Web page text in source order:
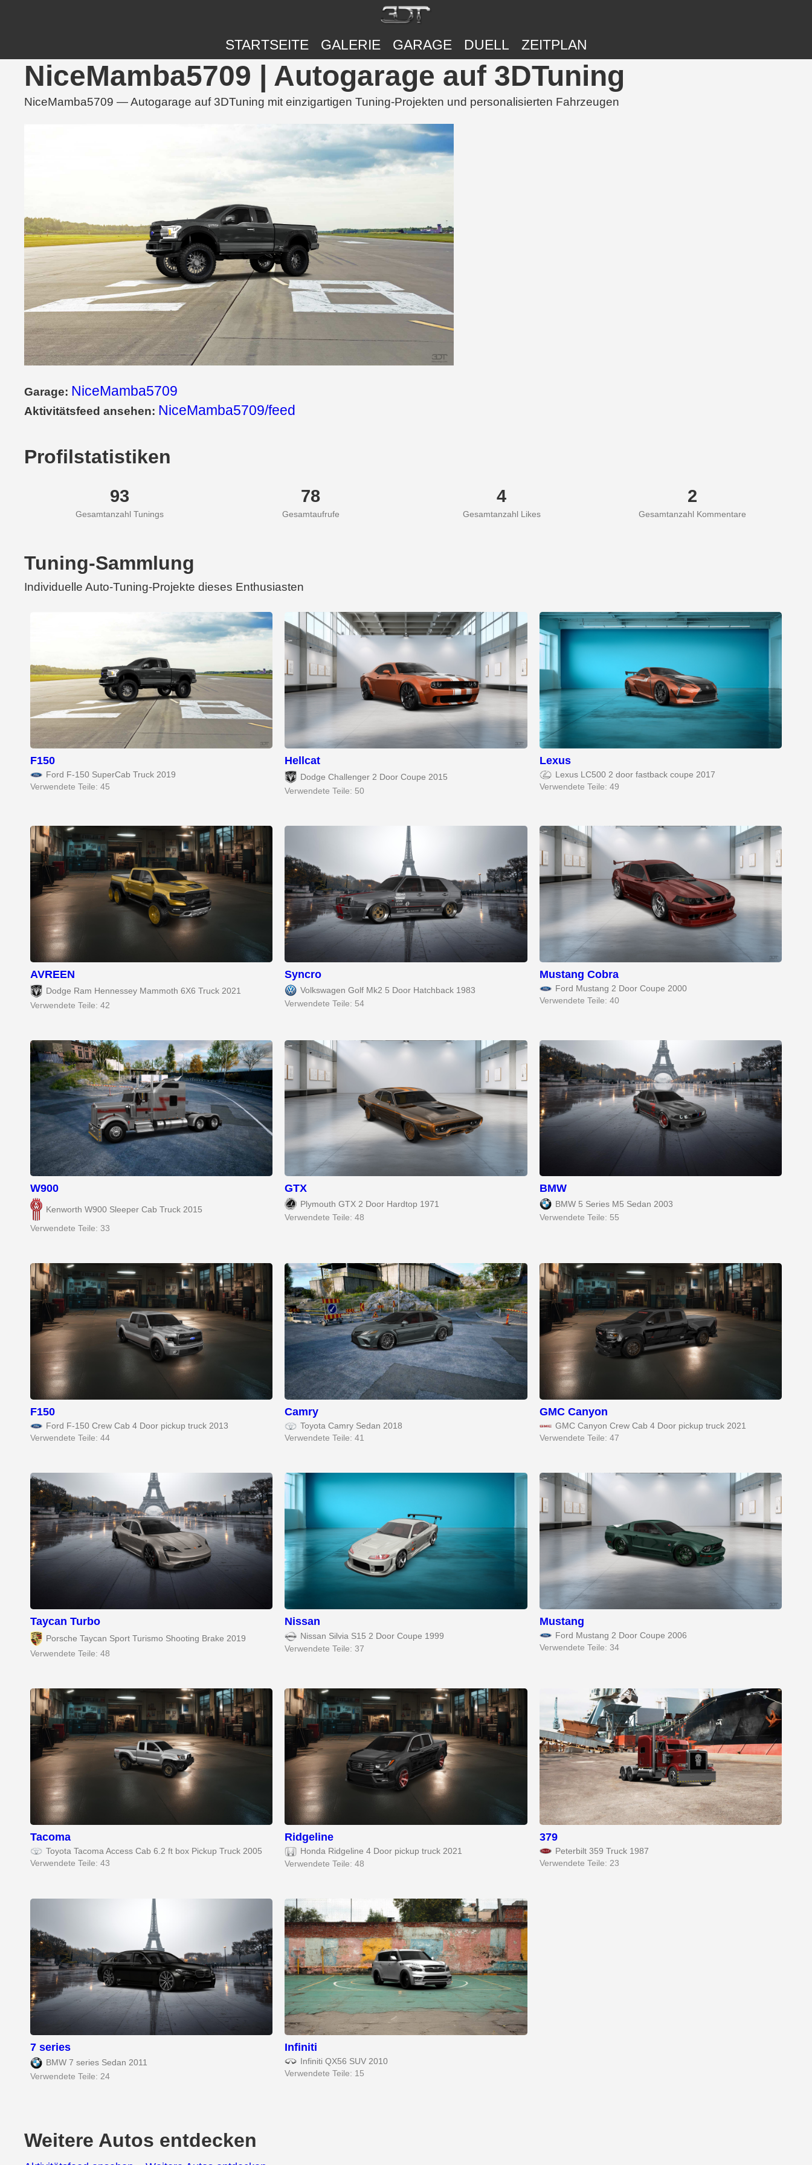
STARTSEITE GALERIE GARAGE DUELL ZEITPLAN
NiceMamba5709 | Autogarage auf 3DTuning
NiceMamba5709 — Autogarage auf 3DTuning mit einzigartigen Tuning-Projekten und personalisierten Fahrzeugen
Garage: NiceMamba5709
Aktivitätsfeed ansehen: NiceMamba5709/feed
Profilstatistiken
93
Gesamtanzahl Tunings
78
Gesamtaufrufe
4
Gesamtanzahl Likes
2
Gesamtanzahl Kommentare
Tuning-Sammlung
Individuelle Auto-Tuning-Projekte dieses Enthusiasten
F150
Ford F-150 SuperCab Truck 2019
Verwendete Teile: 45
Hellcat
Dodge Challenger 2 Door Coupe 2015
Verwendete Teile: 50
Lexus
Lexus LC500 2 door fastback coupe 2017
Verwendete Teile: 49
AVREEN
Dodge Ram Hennessey Mammoth 6X6 Truck 2021
Verwendete Teile: 42
Syncro
Volkswagen Golf Mk2 5 Door Hatchback 1983
Verwendete Teile: 54
Mustang Cobra
Ford Mustang 2 Door Coupe 2000
Verwendete Teile: 40
W900
Kenworth W900 Sleeper Cab Truck 2015
Verwendete Teile: 33
GTX
Plymouth GTX 2 Door Hardtop 1971
Verwendete Teile: 48
BMW
BMW 5 Series M5 Sedan 2003
Verwendete Teile: 55
F150
Ford F-150 Crew Cab 4 Door pickup truck 2013
Verwendete Teile: 44
Camry
Toyota Camry Sedan 2018
Verwendete Teile: 41
GMC Canyon
GMC Canyon Crew Cab 4 Door pickup truck 2021
Verwendete Teile: 47
Taycan Turbo
Porsche Taycan Sport Turismo Shooting Brake 2019
Verwendete Teile: 48
Nissan
Nissan Silvia S15 2 Door Coupe 1999
Verwendete Teile: 37
Mustang
Ford Mustang 2 Door Coupe 2006
Verwendete Teile: 34
Tacoma
Toyota Tacoma Access Cab 6.2 ft box Pickup Truck 2005
Verwendete Teile: 43
Ridgeline
Honda Ridgeline 4 Door pickup truck 2021
Verwendete Teile: 48
379
Peterbilt 359 Truck 1987
Verwendete Teile: 23
7 series
BMW 7 series Sedan 2011
Verwendete Teile: 24
Infiniti
Infiniti QX56 SUV 2010
Verwendete Teile: 15
Weitere Autos entdecken